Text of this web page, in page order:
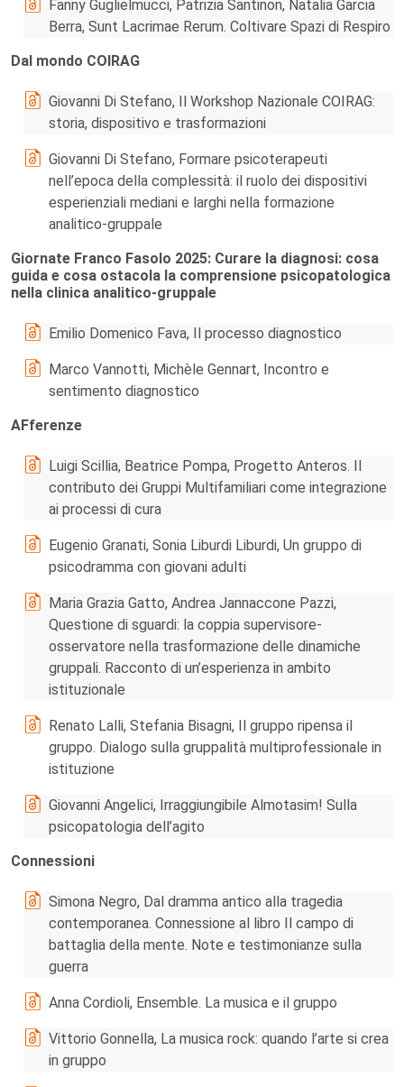
Fanny Guglielmucci, Patrizia Santinon, Natalia Garcia
Berra, Sunt Lacrimae Rerum. Coltivare Spazi di Respiro
Dal mondo COIRAG
Giovanni Di Stefano, Il Workshop Nazionale COIRAG:
storia, dispositivo e trasformazioni
Giovanni Di Stefano, Formare psicoterapeuti
nell’epoca della complessità: il ruolo dei dispositivi
esperienziali mediani e larghi nella formazione
analitico-gruppale
Giornate Franco Fasolo 2025: Curare la diagnosi: cosa
guida e cosa ostacola la comprensione psicopatologica
nella clinica analitico-gruppale
Emilio Domenico Fava, Il processo diagnostico
Marco Vannotti, Michèle Gennart, Incontro e
sentimento diagnostico
AFferenze
Luigi Scillia, Beatrice Pompa, Progetto Anteros. Il
contributo dei Gruppi Multifamiliari come integrazione
ai processi di cura
Eugenio Granati, Sonia Liburdi Liburdi, Un gruppo di
psicodramma con giovani adulti
Maria Grazia Gatto, Andrea Jannaccone Pazzi,
Questione di sguardi: la coppia supervisore-
osservatore nella trasformazione delle dinamiche
gruppali. Racconto di un’esperienza in ambito
istituzionale
Renato Lalli, Stefania Bisagni, Il gruppo ripensa il
gruppo. Dialogo sulla gruppalità multiprofessionale in
istituzione
Giovanni Angelici, Irraggiungibile Almotasim! Sulla
psicopatologia dell’agito
Connessioni
Simona Negro, Dal dramma antico alla tragedia
contemporanea. Connessione al libro Il campo di
battaglia della mente. Note e testimonianze sulla
guerra
Anna Cordioli, Ensemble. La musica e il gruppo
Vittorio Gonnella, La musica rock: quando l’arte si crea
in gruppo